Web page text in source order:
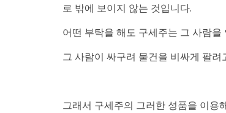
로 밖에 보이지 않는 것입니다.
어떤 부탁을 해도 구세주는 그 사람
그 사람이 싸구려 물건을 비싸게 팔
그래서 구세주의 그러한 성품을 이용